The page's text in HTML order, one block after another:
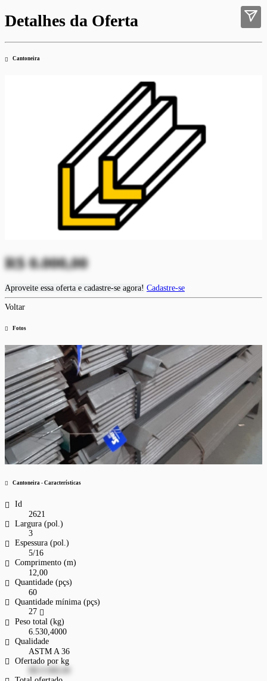
Detalhes da Oferta
Cantoneira
R$ 0.000,00
Aproveite essa oferta e cadastre-se agora! Cadastre-se
Voltar
Fotos
Cantoneira - Características
Id
2621
Largura (pol.)
3
Espessura (pol.)
5/16
Comprimento (m)
12,00
Quantidade (pçs)
60
Quantidade mínima (pçs)
27
Peso total (kg)
6.530,4000
Qualidade
ASTM A 36
Ofertado por kg